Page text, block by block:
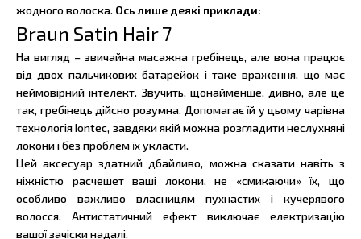
жодного волоска. Ось лише деякі приклади:
Braun Satin Hair 7
На вигляд – звичайна масажна гребінець, але вона працює
від двох пальчикових батарейок і таке враження, що має
неймовірний інтелект. Звучить, щонайменше, дивно, але це
так, гребінець дійсно розумна. Допомагає їй у цьому чарівна
технологія Iontec, завдяки якій можна розгладити неслухняні
локони і без проблем їх укласти.
Цей аксесуар здатний дбайливо, можна сказати навіть з
ніжністю расчешет ваші локони, не «смикаючи» їх, що
особливо важливо власницям пухнастих і кучерявого
волосся. Антистатичний ефект виключає електризацію
вашої зачіски надалі.